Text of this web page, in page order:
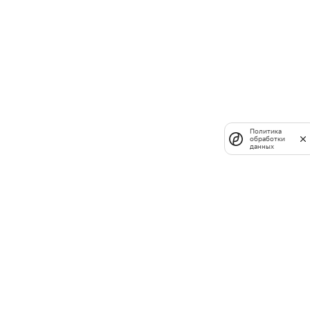
Политика
обработки
данных